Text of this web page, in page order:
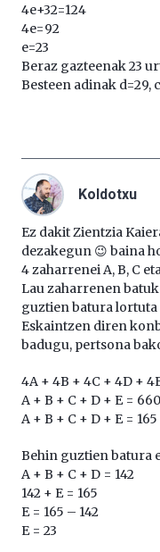
4e+32=124
4e=92
e=23
Beraz gazteenak 23
Besteen adinak d=29,
Koldotxu
Ez dakit Zientzia
dezakegun 😉 baina
4 zaharrenei A, B, C
Lau zaharrenen
guztien batura
Eskaintzen diren
badugu, pertsona
4A + 4B + 4C + 4D +
A + B + C + D + E =
A + B + C + D + E = 165
Behin guztien batura
A + B + C + D = 142
142 + E = 165
E = 165 – 142
E = 23